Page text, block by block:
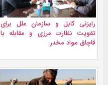
رایزنی کابل و سازمان ملل برای
تقویت نظارت مرزی و مقابله با
قاچاق مواد مخدر